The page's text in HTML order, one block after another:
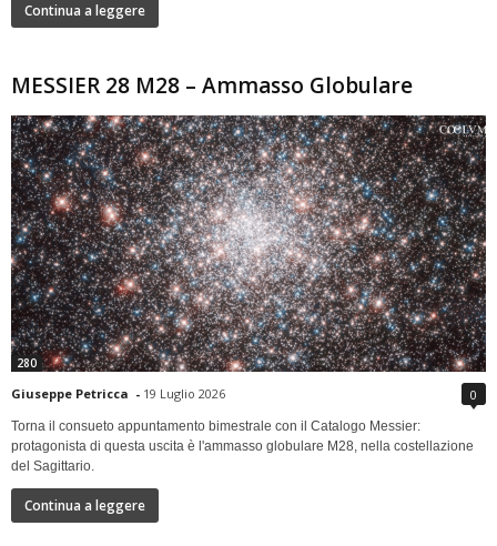
Continua a leggere
MESSIER 28 M28 – Ammasso Globulare
280
Giuseppe Petricca - 19 Luglio 2026 0
Torna il consueto appuntamento bimestrale con il Catalogo Messier:
protagonista di questa uscita è l'ammasso globulare M28, nella costellazione
del Sagittario.
Continua a leggere